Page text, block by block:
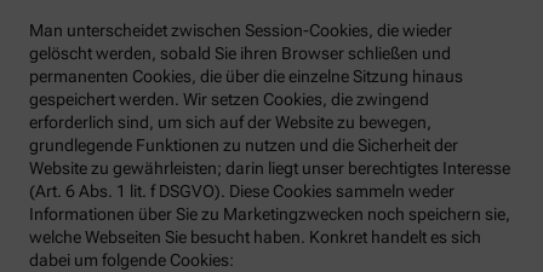
Man unterscheidet zwischen Session-Cookies, die wieder
gelöscht werden, sobald Sie ihren Browser schließen und
permanenten Cookies, die über die einzelne Sitzung hinaus
gespeichert werden. Wir setzen Cookies, die zwingend
erforderlich sind, um sich auf der Website zu bewegen,
grundlegende Funktionen zu nutzen und die Sicherheit der
Website zu gewährleisten; darin liegt unser berechtigtes Interesse
(Art. 6 Abs. 1 lit. f DSGVO). Diese Cookies sammeln weder
Informationen über Sie zu Marketingzwecken noch speichern sie,
welche Webseiten Sie besucht haben. Konkret handelt es sich
dabei um folgende Cookies: